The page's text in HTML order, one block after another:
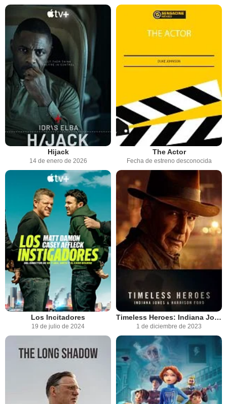
Hijack
14 de enero de 2026
The Actor
Fecha de estreno desconocida
Los Incitadores
19 de julio de 2024
Timeless Heroes: Indiana Jones & Harrison Ford
1 de diciembre de 2023